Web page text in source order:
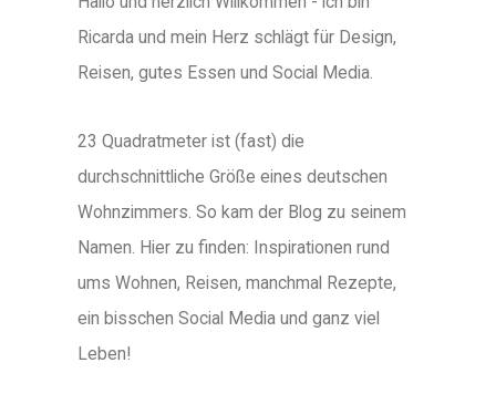
Ricarda und mein Herz schlägt für Design,
Reisen, gutes Essen und Social Media.
23 Quadratmeter ist (fast) die
durchschnittliche Größe eines deutschen
Wohnzimmers. So kam der Blog zu seinem
Namen. Hier zu finden: Inspirationen rund
ums Wohnen, Reisen, manchmal Rezepte,
ein bisschen Social Media und ganz viel
Leben!